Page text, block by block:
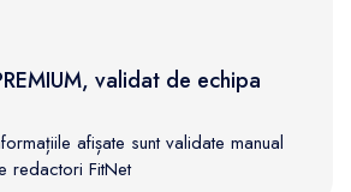
validat de echipa
afișate sunt validate manual
redactori FitNet